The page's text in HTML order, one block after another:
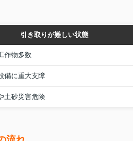
引き取りが難しい状態
作物多数
備に重大支障
土砂災害危険